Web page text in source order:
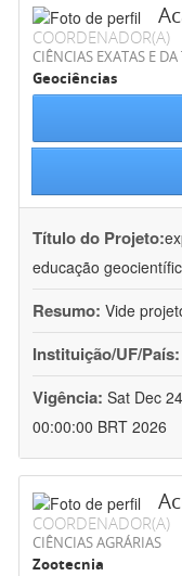
COORDENADOR(A)
CIÊNCIAS EXATAS E DA
Geociências
Título do Projeto:
educação
Resumo: Vide
Instituição/UF/País:
Vigência: Sat Dec
00:00:00 BRT 2026
COORDENADOR(A)
CIÊNCIAS AGRÁRIAS
Zootecnia